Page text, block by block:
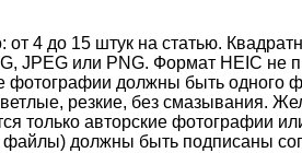
от 4 до 15 штук на статью.
JPEG или PNG. Формат HEIC не
фотографии должны быть одного
резкие, без смазывания.
только авторские фотографии
должны быть подписаны